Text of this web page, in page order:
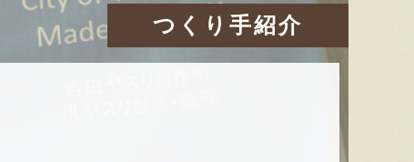
つくり手紹介